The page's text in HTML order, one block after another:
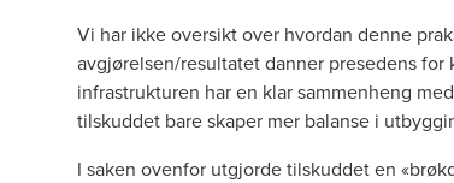
Vi har ikke oversikt over hvordan denne
avgjørelsen/resultatet danner presedens
infrastrukturen har en klar sammenheng
tilskuddet bare skaper mer balanse i
I saken ovenfor utgjorde tilskuddet en